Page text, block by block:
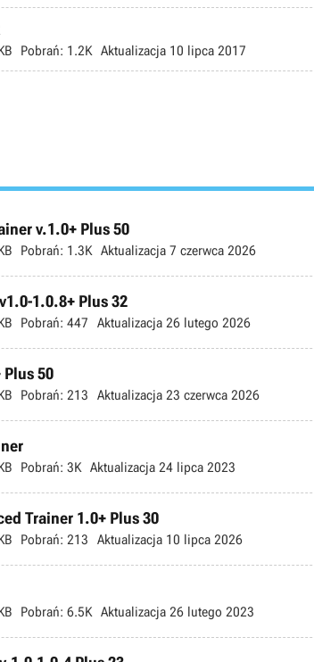
Pobrań: 1.2K Aktualizacja 10 lipca 2017
v.1.0+ Plus 50
Pobrań: 1.3K Aktualizacja 7 czerwca 2026
1.0.8+ Plus 32
Pobrań: 447 Aktualizacja 26 lutego 2026
50
Pobrań: 213 Aktualizacja 23 czerwca 2026
Pobrań: 3K Aktualizacja 24 lipca 2023
Trainer 1.0+ Plus 30
Pobrań: 213 Aktualizacja 10 lipca 2026
Pobrań: 6.5K Aktualizacja 26 lutego 2023